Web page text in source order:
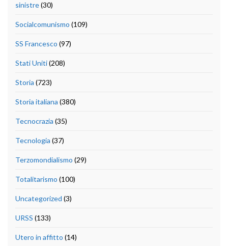
sinistre(30)
Socialcomunismo (109)
SS Francesco (97)
Stati Uniti(208)
Storia (723)
Storia italiana (380)
Tecnocrazia (35)
Tecnologia (37)
Terzomondialismo (29)
Totalitarismo (100)
Uncategorized (3)
URSS (133)
Utero in affitto (14)